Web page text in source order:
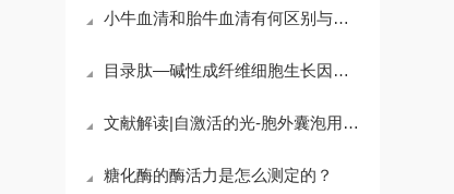
小牛血清和胎牛血清有何区别与注意事项?
目录肽—碱性成纤维细胞生长因子(119-126)
文献解读|自激活的光-胞外囊泡用于协同三模态抗癌治疗
糖化酶的酶活力是怎么测定的？